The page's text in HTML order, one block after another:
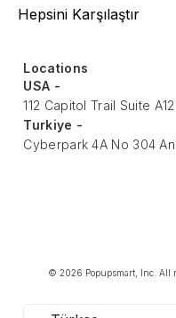
Hepsini Karşılaştır
Locations
USA -
112 Capitol Trail Suite
Turkiye -
Cyberpark 4A No 304
© 2026 Popupsmart, Inc. All